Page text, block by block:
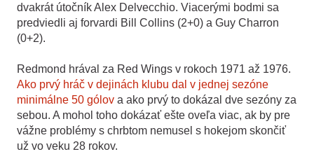
dvakrát útočník Alex Delvecchio. Viacerými bodmi sa
predviedli aj forvardi Bill Collins (2+0) a Guy Charron
(0+2).
Redmond hrával za Red Wings v rokoch 1971 až 1976.
Ako prvý hráč v dejinách klubu dal v jednej sezóne
minimálne 50 gólov a ako prvý to dokázal dve sezóny za
sebou. A mohol toho dokázať ešte oveľa viac, ak by pre
vážne problémy s chrbtom nemusel s hokejom skončiť
už vo veku 28 rokov.